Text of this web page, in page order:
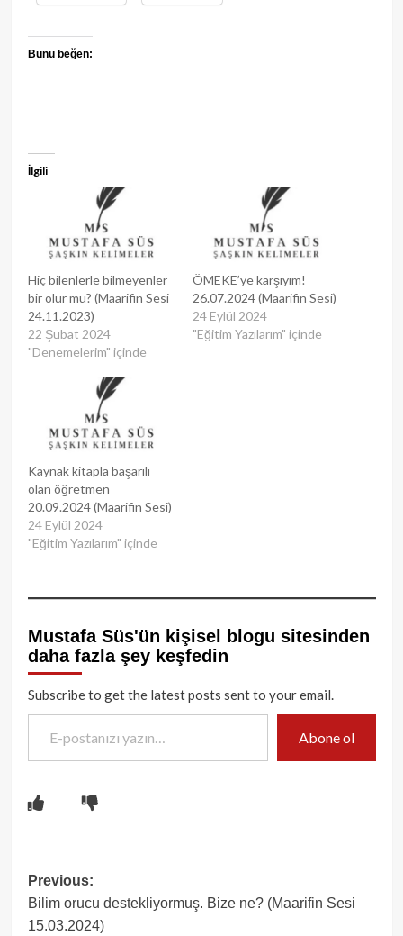
Bunu beğen:
İlgili
Hiç bilenlerle bilmeyenler
bir olur mu? (Maarifin Sesi
24.11.2023)
22 Şubat 2024
"Denemelerim" içinde
ÖMEKE’ye karşıyım!
26.07.2024 (Maarifin Sesi)
24 Eylül 2024
"Eğitim Yazılarım" içinde
Kaynak kitapla başarılı
olan öğretmen
20.09.2024 (Maarifin Sesi)
24 Eylül 2024
"Eğitim Yazılarım" içinde
Mustafa Süs'ün kişisel blogu sitesinden
daha fazla şey keşfedin
Subscribe to get the latest posts sent to your email.
E-postanızı yazın…
Abone ol
Post
navigation
Previous:
Bilim orucu destekliyormuş. Bize ne? (Maarifin Sesi
15.03.2024)